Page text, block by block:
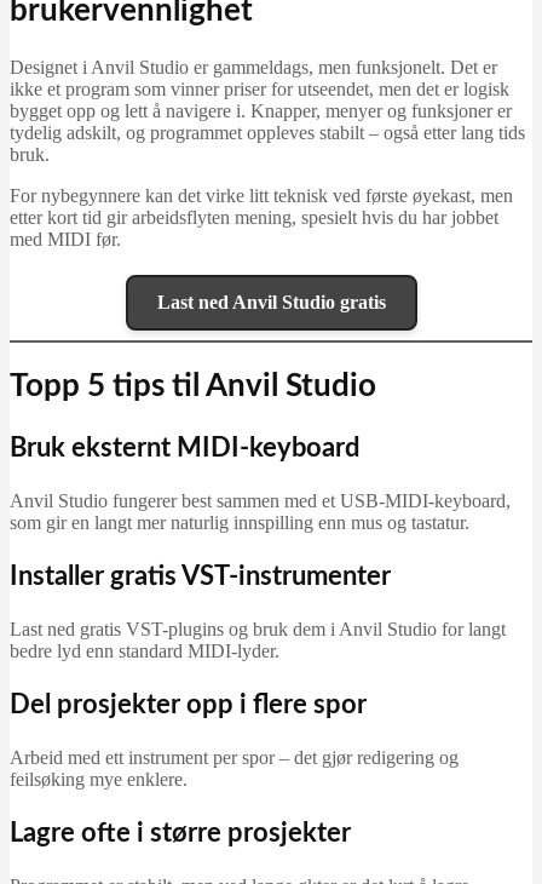
brukervennlighet
Designet i Anvil Studio er gammeldags, men funksjonelt. Det er
ikke et program som vinner priser for utseendet, men det er logisk
bygget opp og lett å navigere i. Knapper, menyer og funksjoner er
tydelig adskilt, og programmet oppleves stabilt – også etter lang tids
bruk.
For nybegynnere kan det virke litt teknisk ved første øyekast, men
etter kort tid gir arbeidsflyten mening, spesielt hvis du har jobbet
med MIDI før.
Last ned Anvil Studio gratis
Topp 5 tips til Anvil Studio
Bruk eksternt MIDI-keyboard
Anvil Studio fungerer best sammen med et USB-MIDI-keyboard,
som gir en langt mer naturlig innspilling enn mus og tastatur.
Installer gratis VST-instrumenter
Last ned gratis VST-plugins og bruk dem i Anvil Studio for langt
bedre lyd enn standard MIDI-lyder.
Del prosjekter opp i flere spor
Arbeid med ett instrument per spor – det gjør redigering og
feilsøking mye enklere.
Lagre ofte i større prosjekter